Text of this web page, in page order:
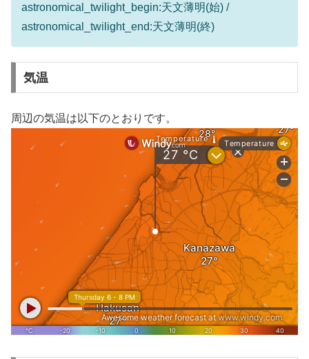
astronomical_twilight_begin:天文薄明(始) /
astronomical_twilight_end:天文薄明(終)
気温
周辺の気温は以下のとおりです。